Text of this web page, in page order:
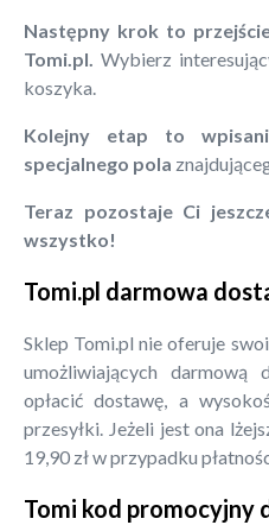
Następny krok to
Tomi.pl.Wybierz
koszyka.
Kolejny etap to
specjalnego pola
Teraz pozostaje Ci
wszystko!
Tomi.pl darmowa
Sklep Tomi.pl nie oferuje
umożliwiających darmową
opłacić dostawę, a
przesyłki. Jeżeli jest ona
19,90 zł w przypadku
Tomi kod promocyjny